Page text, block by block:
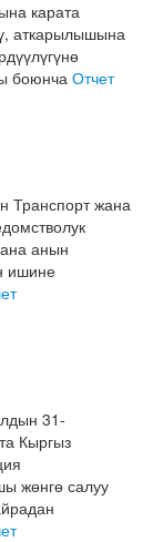
карата
аткарылышына
боюнча Отчет
Транспорт жана
анын
ишине
31-
Кыргыз
жөнгө салуу